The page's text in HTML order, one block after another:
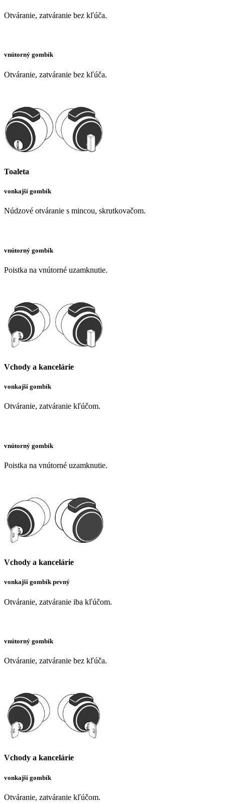
Otváranie, zatváranie bez kľúča.
vnútorný gombík
Otváranie, zatváranie bez kľúča.
Toaleta
vonkajší gombík
Núdzové otváranie s mincou, skrutkovačom.
vnútorný gombík
Poistka na vnútorné uzamknutie.
Vchody a kancelárie
vonkajší gombík
Otváranie, zatváranie kľúčom.
vnútorný gombík
Poistka na vnútorné uzamknutie.
Vchody a kancelárie
vonkajší gombík pevný
Otváranie, zatváranie iba kľúčom.
vnútorný gombík
Otváranie, zatváranie bez kľúča.
Vchody a kancelárie
vonkajší gombík
Otváranie, zatváranie kľúčom.